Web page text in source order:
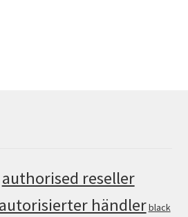
authorised reseller
autorisierter händlerblack